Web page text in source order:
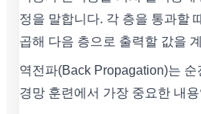
정을 말합니다. 각 층을 통과할
곱해 다음 층으로 출력할 값을
역전파(Back Propagation)는
경망 훈련에서 가장 중요한 내